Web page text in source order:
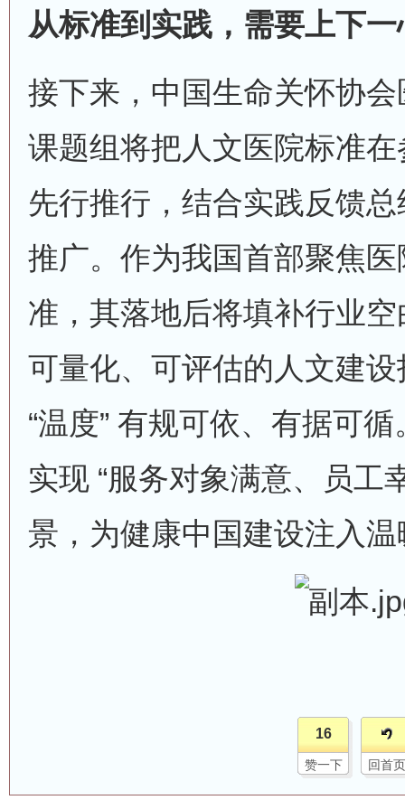
从标准到实践，需要上下
接下来，中国生命关怀协
课题组将把人文医院标准
先行推行，结合实践反馈
推广。作为我国首部聚焦
准，其落地后将填补行业
可量化、可评估的人文建
“温度” 有规可依、有据可
实现 “服务对象满意、员工
景，为健康中国建设注入
16
赞一下 回首页